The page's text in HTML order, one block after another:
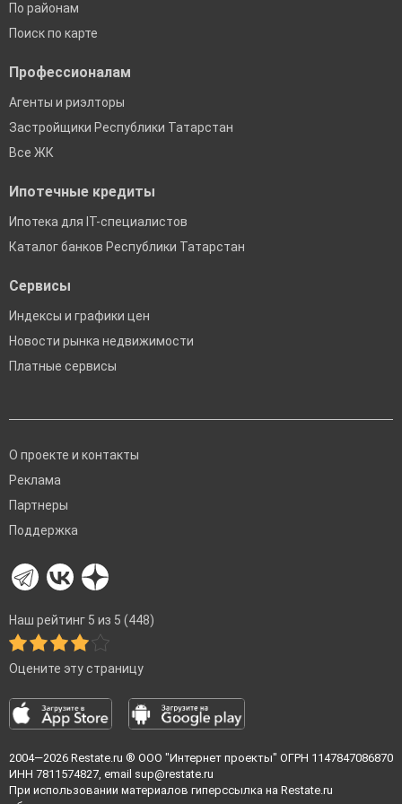
По районам
Поиск по карте
Профессионалам
Агенты и риэлторы
Застройщики Республики Татарстан
Все ЖК
Ипотечные кредиты
Ипотека для IT-специалистов
Каталог банков Республики Татарстан
Сервисы
Индексы и графики цен
Новости рынка недвижимости
Платные сервисы
О проекте и контакты
Реклама
Партнеры
Поддержка
Наш рейтинг 5 из 5 (448)
Оцените эту страницу
2004—2026 Restate.ru ® ООО "Интернет проекты" ОГРН 1147847086870
ИНН 7811574827, email sup@restate.ru
При использовании материалов гиперссылка на Restate.ru